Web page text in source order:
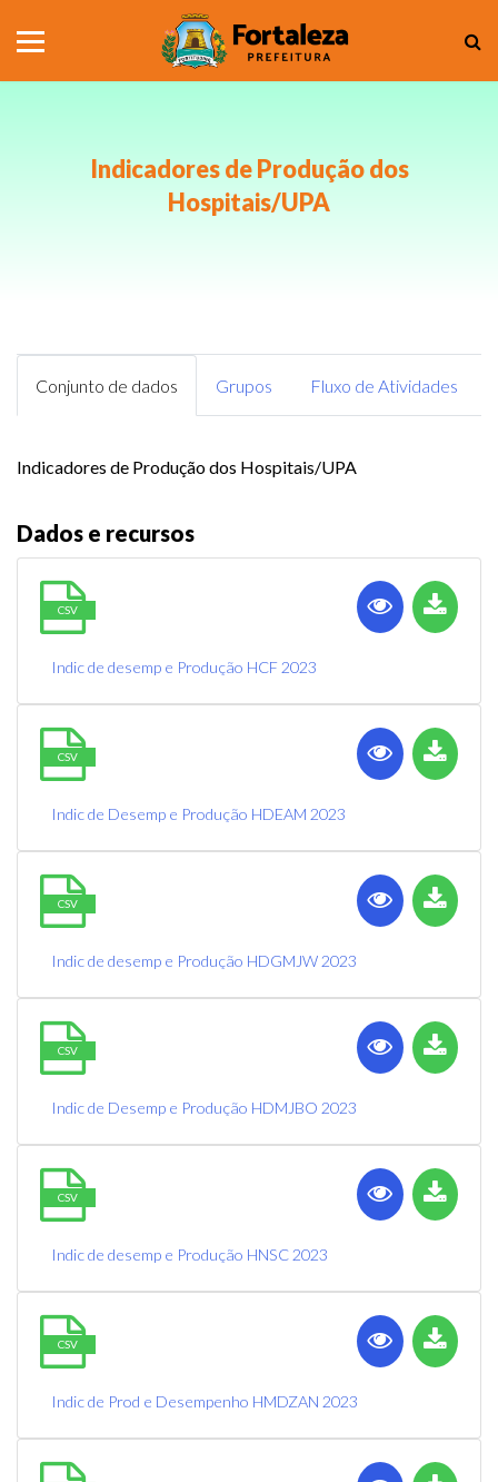
Indicadores de Produção dos
Hospitais/UPA
Conjunto de dados Grupos Fluxo de Atividades
Indicadores de Produção dos Hospitais/UPA
Dados e recursos
CSV
Indic de desemp e Produção HCF 2023
CSV
Indic de Desemp e Produção HDEAM 2023
CSV
Indic de desemp e Produção HDGMJW 2023
CSV
Indic de Desemp e Produção HDMJBO 2023
CSV
Indic de desemp e Produção HNSC 2023
CSV
Indic de Prod e Desempenho HMDZAN 2023